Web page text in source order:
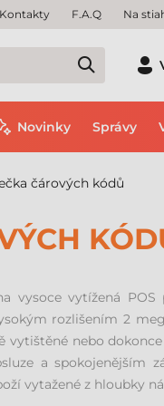
Kontakty F.A.Q Na
Novinky Správy
čárových kódů
vysoce vytížená POS
rozlišením 2
vytištěné nebo
a spokojenějším
vytažené z hloubky